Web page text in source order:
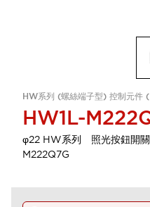
HW系列 (螺絲端子型) 控制元件
HW1L-
φ22 HW系列 照光按鈕
M222Q7G